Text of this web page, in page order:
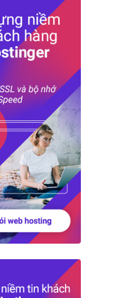
1973 tới nay, nhà xây